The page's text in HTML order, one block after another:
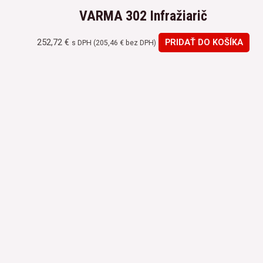
VARMA 302 Infražiarič
252,72€ s DPH (205,46€ bez DPH) PRIDAŤ DO KOŠÍKA